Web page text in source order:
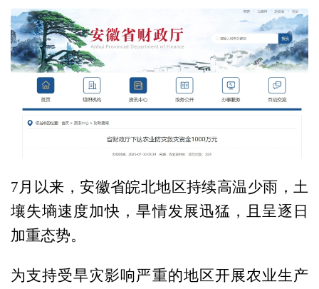
7月以来，安徽省皖北地区持续高温少雨，土
壤失墒速度加快，旱情发展迅猛，且呈逐日
加重态势。
为支持受旱灾影响严重的地区开展农业生产